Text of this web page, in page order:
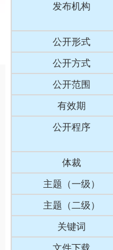
发布机构
公开形式
公开方式
公开范围
有效期
公开程序
体裁
主题（一级）
主题（二级）
关键词
文件下载